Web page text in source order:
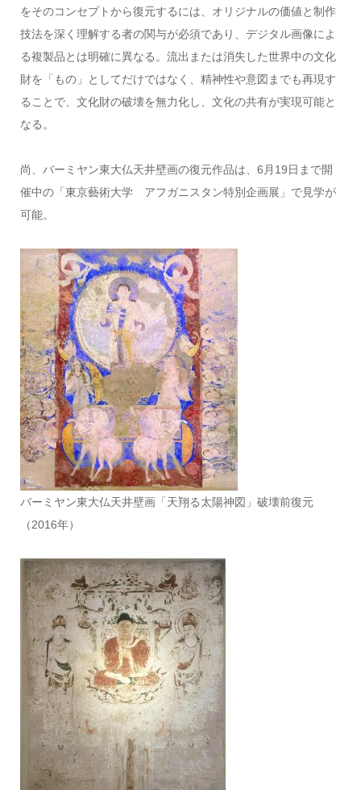
をそのコンセプトから復元するには、オリジナルの価値と制作
技法を深く理解する者の関与が必須であり、デジタル画像によ
る複製品とは明確に異なる。流出または消失した世界中の文化
財を「もの」としてだけではなく、精神性や意図までも再現す
ることで、文化財の破壊を無力化し、文化の共有が実現可能と
なる。
尚、バーミヤン東大仏天井壁画の復元作品は、6月19日まで開
催中の「東京藝術大学 アフガニスタン特別企画展」で見学が
可能。
バーミヤン東大仏天井壁画「天翔る太陽神図」破壊前復元
（2016年）